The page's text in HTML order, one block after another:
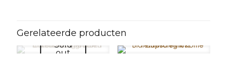
Gerelateerde producten
Sold
out